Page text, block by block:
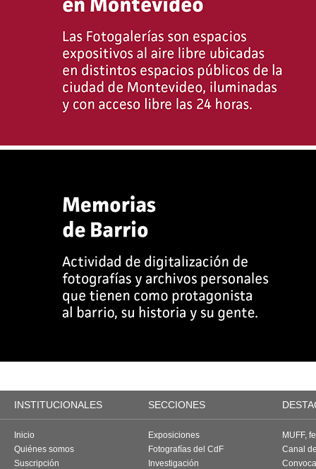
INSTITUCIONALES SECCIONES
Inicio
Quiénes somos
Suscripción
Exposiciones
Fotografías del CdF
Investigación
MUFF,
Canal